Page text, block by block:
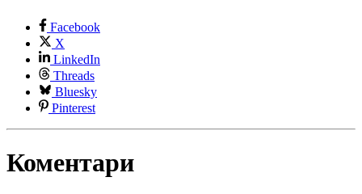
Facebook
X
LinkedIn
Threads
Bluesky
Pinterest
Коментари